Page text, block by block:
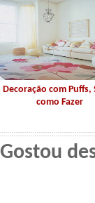
Decoração com Puffs,
como Fazer
Gostou